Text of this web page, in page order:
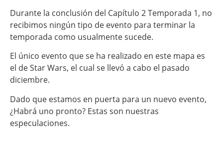
Durante la conclusión del Capítulo 2 Temporada 1, no
recibimos ningún tipo de evento para terminar la
temporada como usualmente sucede.
El único evento que se ha realizado en este mapa es
el de Star Wars, el cual se llevó a cabo el pasado
diciembre.
Dado que estamos en puerta para un nuevo evento,
¿Habrá uno pronto? Estas son nuestras
especulaciones.